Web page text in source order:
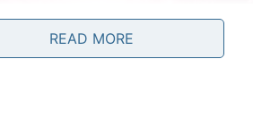
READ MORE